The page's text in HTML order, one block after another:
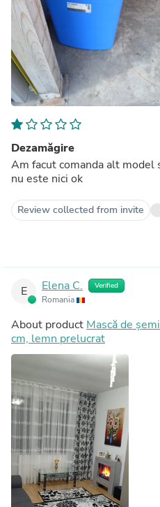
Dezamăgire
Am facut comanda alt
nu este nici ok
Review collected from invite
E Elena C. Verified
Romania
About product Mască de
cm, lemn prelucrat